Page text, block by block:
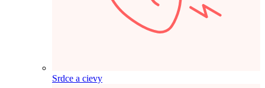
Srdce a cievy